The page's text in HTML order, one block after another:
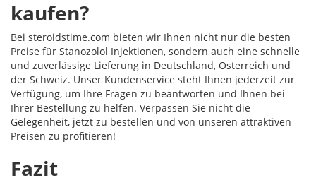
kaufen?
Bei steroidstime.com bieten wir Ihnen nicht nur die besten
Preise für Stanozolol Injektionen, sondern auch eine schnelle
und zuverlässige Lieferung in Deutschland, Österreich und
der Schweiz. Unser Kundenservice steht Ihnen jederzeit zur
Verfügung, um Ihre Fragen zu beantworten und Ihnen bei
Ihrer Bestellung zu helfen. Verpassen Sie nicht die
Gelegenheit, jetzt zu bestellen und von unseren attraktiven
Preisen zu profitieren!
Fazit